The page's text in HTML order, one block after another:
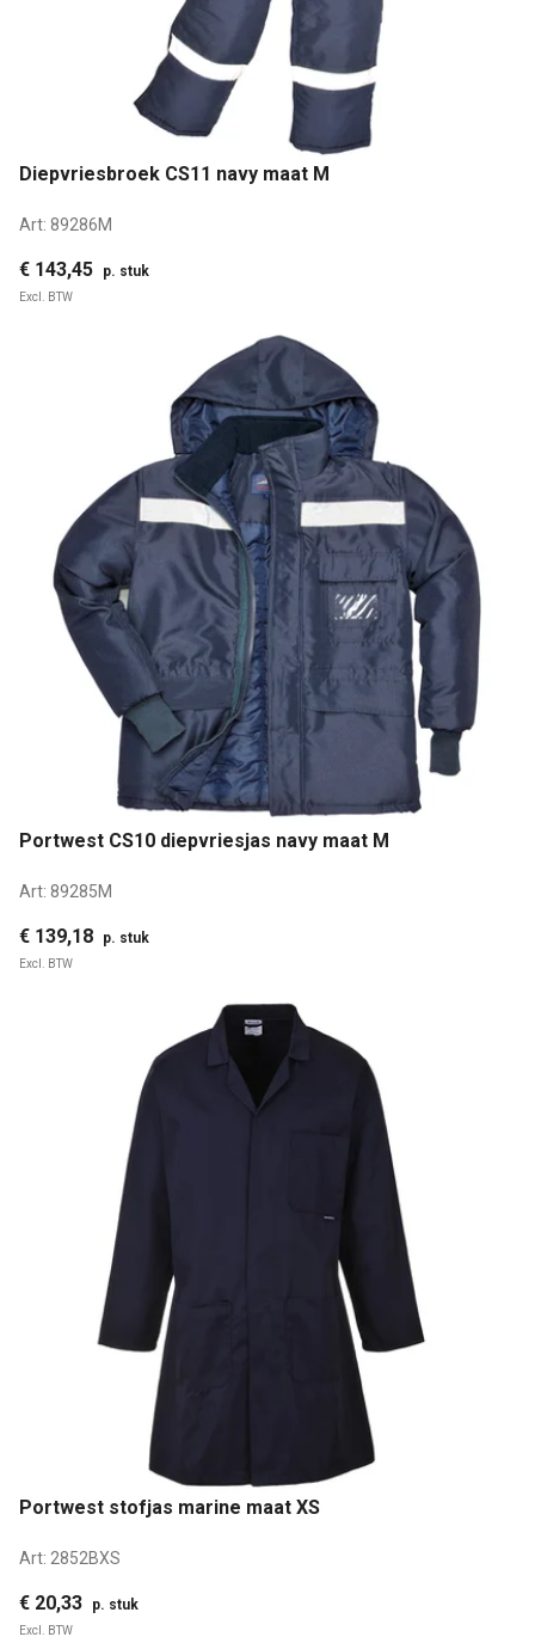
Diepvriesbroek CS11 navy maat M
Art: 89286M
€ 143,45 p. stuk
Excl. BTW
Portwest CS10 diepvriesjas navy maat M
Art: 89285M
€ 139,18 p. stuk
Excl. BTW
Portwest stofjas marine maat XS
Art: 2852BXS
€ 20,33 p. stuk
Excl. BTW